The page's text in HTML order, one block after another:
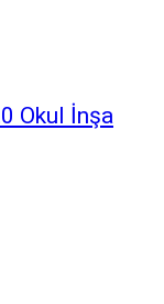
Okul İnşa